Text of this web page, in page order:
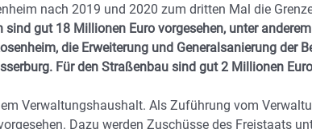
nach 2019 und 2020 zum dritten Mal die
gut 18 Millionen Euro vorgesehen, unter
die Erweiterung und Generalsanierung der
Für den Straßenbau sind gut 2 Millionen
Verwaltungshaushalt. Als Zuführung vom
Dazu werden Zuschüsse des Freistaats